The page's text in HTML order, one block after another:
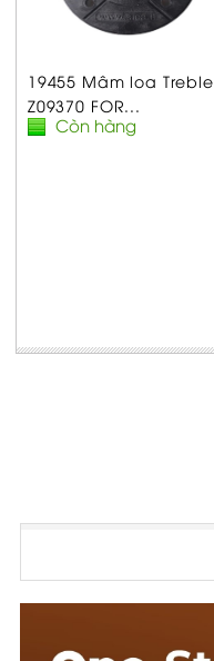
19455 Mâm loa Treble
Z09370 FOR...
Còn hàng